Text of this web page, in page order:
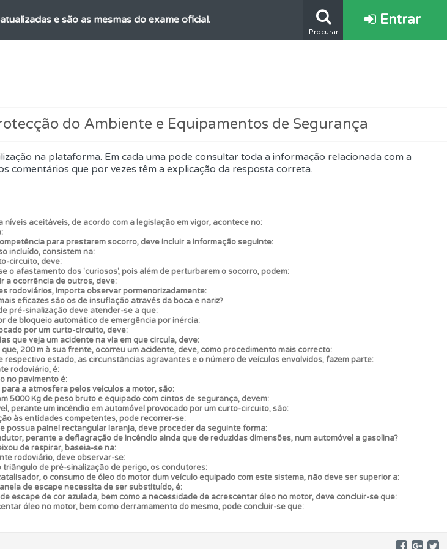
e são as mesmas do exame oficial.
o seu perfil com os seus amigos.
nossa biblioteca.
para obter os melhores resultados.
perfil.
estatísticas em qualquer equipamento.
para esclarecimentos adicionais.
a que ainda não respondeu.
quando tem dúvidas.
que usamos na plataforma.
Procurar
Entrar
do Ambiente e Equipamentos de Segurança
na plataforma. Em cada uma pode consultar toda a informação relacionada com a
comentários que por vezes têm a explicação da resposta correta.
aceitáveis, de acordo com a legislação em vigor, acontece no:
para prestarem socorro, deve incluir a informação seguinte:
incluído, consistem na:
circuito, deve:
o afastamento dos 'curiosos', pois além de perturbarem o socorro, podem:
a ocorrência de outros, deve:
rodoviários, importa observar pormenorizadamente:
eficazes são os de insuflação através da boca e nariz?
pré-sinalização deve atender-se a que:
de bloqueio automático de emergência por inércia:
por um curto-circuito, deve:
que veja um acidente na via em que circula, deve:
200 m à sua frente, ocorreu um acidente, deve, como procedimento mais correcto:
respectivo estado, as circunstâncias agravantes e o número de veículos envolvidos, fazem parte:
rodoviário, é:
no pavimento é:
a atmosfera pelos veículos a motor, são:
5000 Kg de peso bruto e equipado com cintos de segurança, devem:
perante um incêndio em automóvel provocado por um curto-circuito, são:
às entidades competentes, pode recorrer-se:
possua painel rectangular laranja, deve proceder da seguinte forma:
perante a deflagração de incêndio ainda que de reduzidas dimensões, num automóvel a gasolina?
de respirar, baseia-se na:
rodoviário, deve observar-se:
de pré-sinalização de perigo, os condutores:
o consumo de óleo do motor dum veículo equipado com este sistema, não deve ser superior a:
de escape necessita de ser substituído, é:
escape de cor azulada, bem como a necessidade de acrescentar óleo no motor, deve concluir-se que:
óleo no motor, bem como derramamento do mesmo, pode concluir-se que: